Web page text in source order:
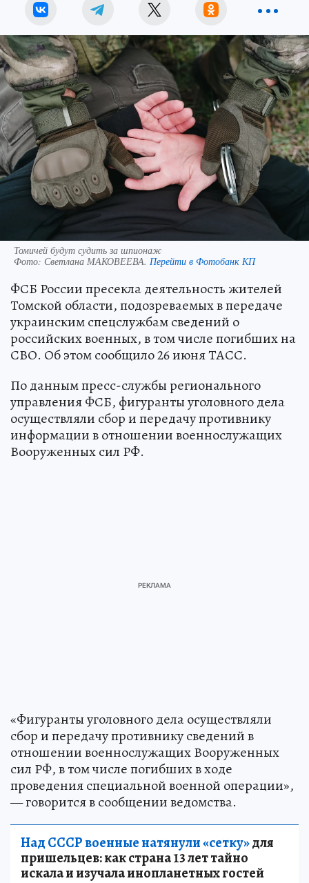
Томичей будут судить за шпионаж
Фото: Светлана МАКОВЕЕВА. Перейти в Фотобанк КП
ФСБ России пресекла деятельность жителей
Томской области, подозреваемых в передаче
украинским спецслужбам сведений о
российских военных, в том числе погибших на
СВО. Об этом сообщило 26 июня ТАСС.
По данным пресс-службы регионального
управления ФСБ, фигуранты уголовного дела
осуществляли сбор и передачу противнику
информации в отношении военнослужащих
Вооруженных сил РФ.
«Фигуранты уголовного дела осуществляли
сбор и передачу противнику сведений в
отношении военнослужащих Вооруженных
сил РФ, в том числе погибших в ходе
проведения специальной военной операции»,
— говорится в сообщении ведомства.
Над СССР военные натянули «сетку»для
пришельцев: как страна 13 лет тайно
искала и изучала инопланетных гостей